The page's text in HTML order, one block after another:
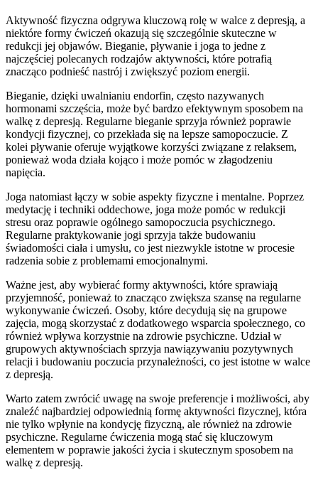
Aktywność fizyczna odgrywa kluczową rolę w walce z depresją, a
niektóre formy ćwiczeń okazują się szczególnie skuteczne w
redukcji jej objawów. Bieganie, pływanie i joga to jedne z
najczęściej polecanych rodzajów aktywności, które potrafią
znacząco podnieść nastrój i zwiększyć poziom energii.
Bieganie, dzięki uwalnianiu endorfin, często nazywanych
hormonami szczęścia, może być bardzo efektywnym sposobem na
walkę z depresją. Regularne bieganie sprzyja również poprawie
kondycji fizycznej, co przekłada się na lepsze samopoczucie. Z
kolei pływanie oferuje wyjątkowe korzyści związane z relaksem,
ponieważ woda działa kojąco i może pomóc w złagodzeniu
napięcia.
Joga natomiast łączy w sobie aspekty fizyczne i mentalne. Poprzez
medytację i techniki oddechowe, joga może pomóc w redukcji
stresu oraz poprawie ogólnego samopoczucia psychicznego.
Regularne praktykowanie jogi sprzyja także budowaniu
świadomości ciała i umysłu, co jest niezwykle istotne w procesie
radzenia sobie z problemami emocjonalnymi.
Ważne jest, aby wybierać formy aktywności, które sprawiają
przyjemność, ponieważ to znacząco zwiększa szansę na regularne
wykonywanie ćwiczeń. Osoby, które decydują się na grupowe
zajęcia, mogą skorzystać z dodatkowego wsparcia społecznego, co
również wpływa korzystnie na zdrowie psychiczne. Udział w
grupowych aktywnościach sprzyja nawiązywaniu pozytywnych
relacji i budowaniu poczucia przynależności, co jest istotne w walce
z depresją.
Warto zatem zwrócić uwagę na swoje preferencje i możliwości, aby
znaleźć najbardziej odpowiednią formę aktywności fizycznej, która
nie tylko wpłynie na kondycję fizyczną, ale również na zdrowie
psychiczne. Regularne ćwiczenia mogą stać się kluczowym
elementem w poprawie jakości życia i skutecznym sposobem na
walkę z depresją.